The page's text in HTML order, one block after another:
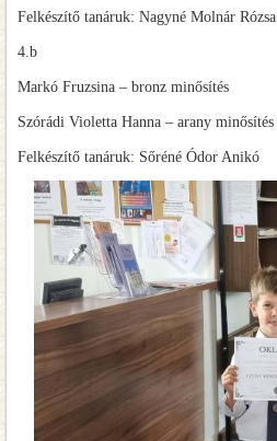
Felkészítő tanáruk: Nagyné Molnár Rózsa
4.b
Markó Fruzsina – bronz minősítés
Szórádi Violetta Hanna – arany minősítés
Felkészítő tanáruk: Sőréné Ódor Anikó